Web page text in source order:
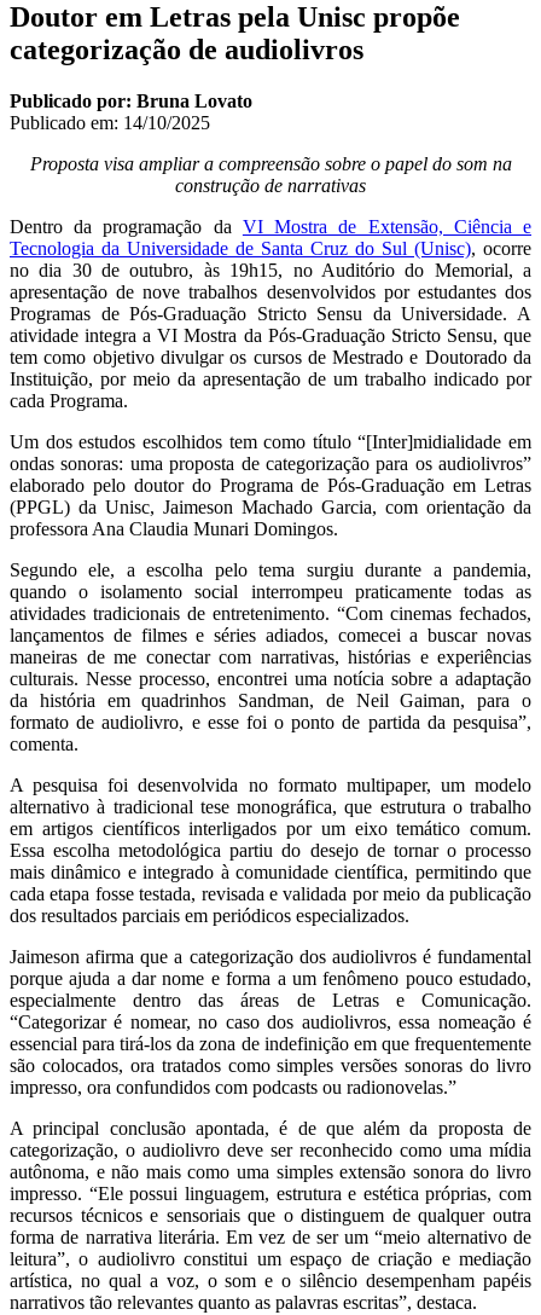
Doutor em Letras pela Unisc propõe
categorização de audiolivros
Publicado por: Bruna Lovato
Publicado em: 14/10/2025
Proposta visa ampliar a compreensão sobre o papel do som na
construção de narrativas
Dentro da programação da VI Mostra de Extensão, Ciência e
Tecnologia da Universidade de Santa Cruz do Sul (Unisc), ocorre
no dia 30 de outubro, às 19h15, no Auditório do Memorial, a
apresentação de nove trabalhos desenvolvidos por estudantes dos
Programas de Pós-Graduação Stricto Sensu da Universidade. A
atividade integra a VI Mostra da Pós-Graduação Stricto Sensu, que
tem como objetivo divulgar os cursos de Mestrado e Doutorado da
Instituição, por meio da apresentação de um trabalho indicado por
cada Programa.
Um dos estudos escolhidos tem como título “[Inter]midialidade em
ondas sonoras: uma proposta de categorização para os audiolivros”
elaborado pelo doutor do Programa de Pós-Graduação em Letras
(PPGL) da Unisc, Jaimeson Machado Garcia, com orientação da
professora Ana Claudia Munari Domingos.
Segundo ele, a escolha pelo tema surgiu durante a pandemia,
quando o isolamento social interrompeu praticamente todas as
atividades tradicionais de entretenimento. “Com cinemas fechados,
lançamentos de filmes e séries adiados, comecei a buscar novas
maneiras de me conectar com narrativas, histórias e experiências
culturais. Nesse processo, encontrei uma notícia sobre a adaptação
da história em quadrinhos Sandman, de Neil Gaiman, para o
formato de audiolivro, e esse foi o ponto de partida da pesquisa”,
comenta.
A pesquisa foi desenvolvida no formato multipaper, um modelo
alternativo à tradicional tese monográfica, que estrutura o trabalho
em artigos científicos interligados por um eixo temático comum.
Essa escolha metodológica partiu do desejo de tornar o processo
mais dinâmico e integrado à comunidade científica, permitindo que
cada etapa fosse testada, revisada e validada por meio da publicação
dos resultados parciais em periódicos especializados.
Jaimeson afirma que a categorização dos audiolivros é fundamental
porque ajuda a dar nome e forma a um fenômeno pouco estudado,
especialmente dentro das áreas de Letras e Comunicação.
“Categorizar é nomear, no caso dos audiolivros, essa nomeação é
essencial para tirá-los da zona de indefinição em que frequentemente
são colocados, ora tratados como simples versões sonoras do livro
impresso, ora confundidos com podcasts ou radionovelas.”
A principal conclusão apontada, é de que além da proposta de
categorização, o audiolivro deve ser reconhecido como uma mídia
autônoma, e não mais como uma simples extensão sonora do livro
impresso. “Ele possui linguagem, estrutura e estética próprias, com
recursos técnicos e sensoriais que o distinguem de qualquer outra
forma de narrativa literária. Em vez de ser um “meio alternativo de
leitura”, o audiolivro constitui um espaço de criação e mediação
artística, no qual a voz, o som e o silêncio desempenham papéis
narrativos tão relevantes quanto as palavras escritas”, destaca.